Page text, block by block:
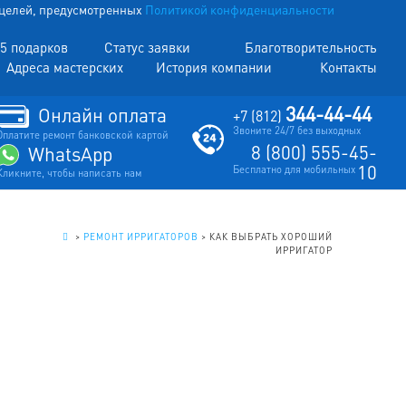
предусмотренных Политикой конфиденциальности
подарков Статус заявки
Благотворительность
Адреса мастерских
История компании Контакты
Онлайн оплата
ремонт банковской картой
WhatsApp
чтобы написать нам
+7 (812) 344-44-44
Звоните 24/7 без выходных
8 (800) 555-45-
10
Бесплатно для мобильных
> РЕМОНТ ИРРИГАТОРОВ > КАК ВЫБРАТЬ ХОРОШИЙ
ИРРИГАТОР